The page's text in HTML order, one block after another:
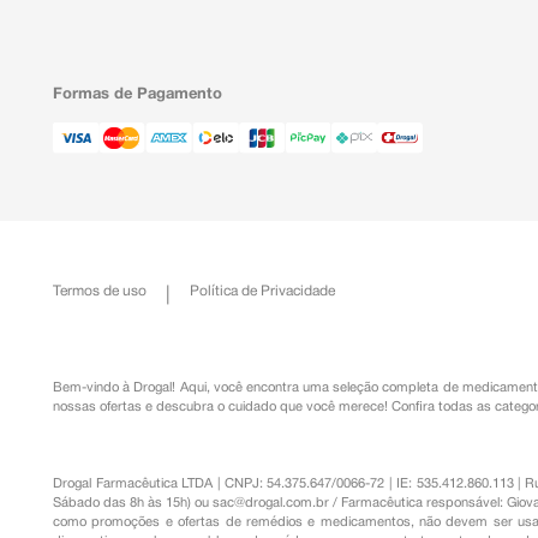
Formas de Pagamento
Termos de uso Política de Privacidade
Bem-vindo à Drogal! Aqui, você encontra uma seleção completa de
nossas ofertas e descubra o cuidado que você merece! Confira todas as
Drogal Farmacêutica LTDA | CNPJ: 54.375.647/0066-72 | IE: 535.412.860.113
Sábado das 8h às 15h) ousac@drogal.com.br / Farmacêutica responsável:
como promoções e ofertas de remédios e medicamentos, não devem ser